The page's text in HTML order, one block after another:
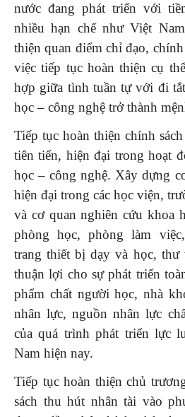
nước đang phát triển với
nhiều hạn chế như Việt
thiện quan điểm chỉ đạo,
việc tiếp tục hoàn thiện cụ
hợp giữa tình tuần tự với đi
học – công nghệ trở thành
Tiếp tục hoàn thiện chính
tiên tiến, hiện đại trong hoạt
học – công nghệ. Xây dựng
hiện đại trong các học viện,
và cơ quan nghiên cứu khoa
phòng học, phòng làm
trang thiết bị dạy và học,
thuận lợi cho sự phát triển
phẩm chất người học, nhà
nhân lực, nguồn nhân lực
của quá trình phát triển lực
Nam hiện nay.
Tiếp tục hoàn thiện chủ
sách thu hút nhân tài vào